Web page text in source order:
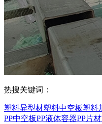
热搜关键词：
塑料异型材塑料中空板塑料
PP中空板PP液体容器PP片材